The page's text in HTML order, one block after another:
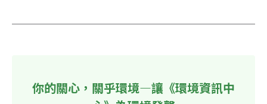
你的關心，關乎環境—讓《環境資訊中